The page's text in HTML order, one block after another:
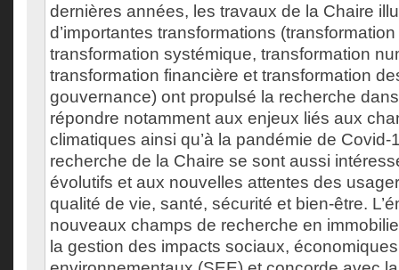
dernières années, les travaux de la Chaire
d’importantes transformations
transformation systémique, transformation
transformation financière et transformation
gouvernance) ont propulsé la recherche
répondre notamment aux enjeux liés aux
climatiques ainsi qu’à la pandémie de
recherche de la Chaire se sont aussi
évolutifs et aux nouvelles attentes des
qualité de vie, santé, sécurité et bien-être.
nouveaux champs de recherche en
la gestion des impacts sociaux,